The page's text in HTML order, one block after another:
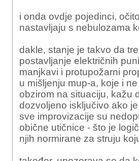
i onda ovdje pojedinci,
nastavljaju s nebulozama
dakle, stanje je takvo da
postavljanje električnih
manjkavi i protupožarni
u mišljenju mup-a, koje i
obzirom na situaciju, kažu
dozvoljeno isključivo ako
sve improvizacije su
obične utičnice - što je
njih normirane za struju